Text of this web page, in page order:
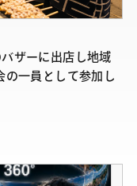
ザーに出店し地域
の一員として参加し